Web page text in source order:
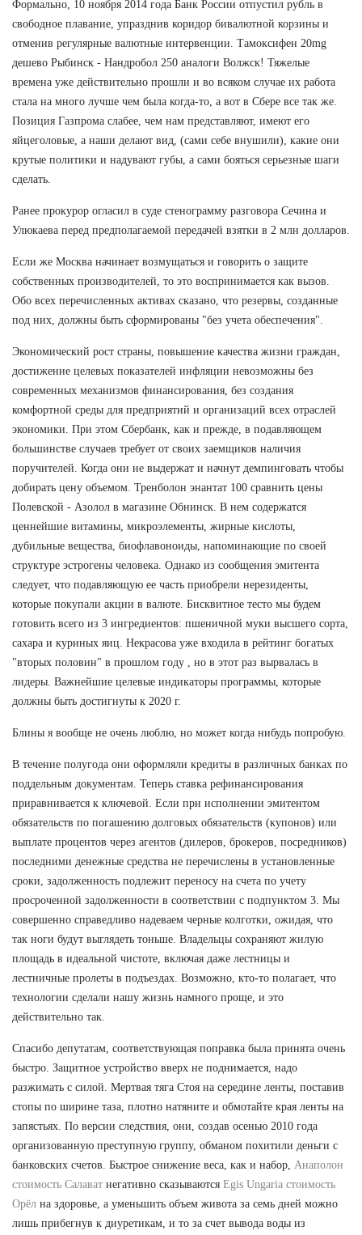
Формально, 10 ноября 2014 года Банк России отпустил рубль в
свободное плавание, упразднив коридор бивалютной корзины и
отменив регулярные валютные интервенции. Тамоксифен 20mg
дешево Рыбинск - Нандробол 250 аналоги Волжск! Тяжелые
времена уже действительно прошли и во всяком случае их работа
стала на много лучше чем была когда-то, а вот в Сбере все так же.
Позиция Газпрома слабее, чем нам представляют, имеют его
яйцеголовые, а наши делают вид, (сами себе внушили), какие они
крутые политики и надувают губы, а сами бояться серьезные шаги
сделать.
Ранее прокурор огласил в суде стенограмму разговора Сечина и
Улюкаева перед предполагаемой передачей взятки в 2 млн долларов.
Если же Москва начинает возмущаться и говорить о защите
собственных производителей, то это воспринимается как вызов.
Обо всех перечисленных активах сказано, что резервы, созданные
под них, должны быть сформированы "без учета обеспечения".
Экономический рост страны, повышение качества жизни граждан,
достижение целевых показателей инфляции невозможны без
современных механизмов финансирования, без создания
комфортной среды для предприятий и организаций всех отраслей
экономики. При этом Сбербанк, как и прежде, в подавляющем
большинстве случаев требует от своих заемщиков наличия
поручителей. Когда они не выдержат и начнут демпинговать чтобы
добирать цену объемом. Тренболон энантат 100 сравнить цены
Полевской - Азолол в магазине Обнинск. В нем содержатся
ценнейшие витамины, микроэлементы, жирные кислоты,
дубильные вещества, биофлавоноиды, напоминающие по своей
структуре эстрогены человека. Однако из сообщения эмитента
следует, что подавляющую ее часть приобрели нерезиденты,
которые покупали акции в валюте. Бисквитное тесто мы будем
готовить всего из 3 ингредиентов: пшеничной муки высшего сорта,
сахара и куриных яиц. Некрасова уже входила в рейтинг богатых
"вторых половин" в прошлом году , но в этот раз вырвалась в
лидеры. Важнейшие целевые индикаторы программы, которые
должны быть достигнуты к 2020 г.
Блины я вообще не очень люблю, но может когда нибудь попробую.
В течение полугода они оформляли кредиты в различных банках по
поддельным документам. Теперь ставка рефинансирования
приравнивается к ключевой. Если при исполнении эмитентом
обязательств по погашению долговых обязательств (купонов) или
выплате процентов через агентов (дилеров, брокеров, посредников)
последними денежные средства не перечислены в установленные
сроки, задолженность подлежит переносу на счета по учету
просроченной задолженности в соответствии с подпунктом 3. Мы
совершенно справедливо надеваем черные колготки, ожидая, что
так ноги будут выглядеть тоньше. Владельцы сохраняют жилую
площадь в идеальной чистоте, включая даже лестницы и
лестничные пролеты в подъездах. Возможно, кто-то полагает, что
технологии сделали нашу жизнь намного проще, и это
действительно так.
Спасибо депутатам, соответствующая поправка была принята очень
быстро. Защитное устройство вверх не поднимается, надо
разжимать с силой. Мертвая тяга Стоя на середине ленты, поставив
стопы по ширине таза, плотно натяните и обмотайте края ленты на
запястьях. По версии следствия, они, создав осенью 2010 года
организованную преступную группу, обманом похитили деньги с
банковских счетов. Быстрое снижение веса, как и набор, Анаполон
стоимость Салават негативно сказываются Egis Ungaria стоимость
Орёл на здоровье, а уменьшить объем живота за семь дней можно
лишь прибегнув к диуретикам, и то за счет вывода воды из